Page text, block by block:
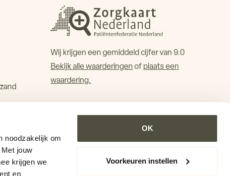
noodzakelijk om
jouw
krijgen we
en
OK
Voorkeuren instellen
Wij krijgen een gemiddeld cijfer van 9.0
Bekijk alle waarderingen of plaats een
waardering.